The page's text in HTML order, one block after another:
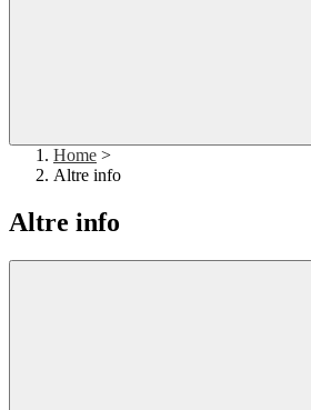
Home >
Altre info
Altre info